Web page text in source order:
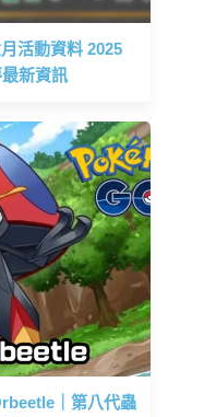
活動資料 2025
新資訊
｜第八代蟲